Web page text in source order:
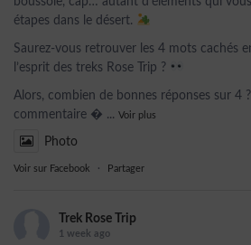
étapes dans le désert.
Saurez-vous retrouver les 4 mots cachés
l’esprit des treks Rose Trip ?
Alors, combien de bonnes réponses sur 4
commentaire  ... Voir plus
Photo
Voir sur Facebook · Partager
Trek Rose Trip
1 week ago